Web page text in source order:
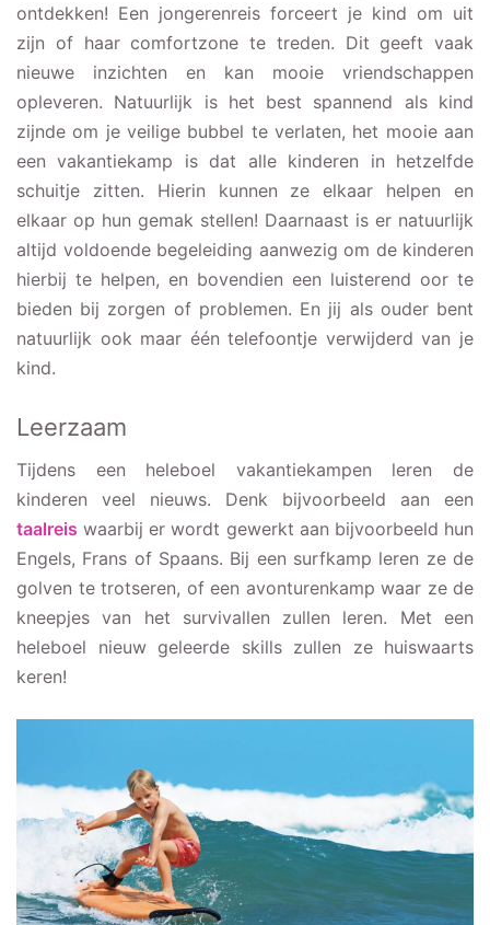
ontdekken! Een jongerenreis forceert je kind om uit
zijn of haar comfortzone te treden. Dit geeft vaak
nieuwe inzichten en kan mooie vriendschappen
opleveren. Natuurlijk is het best spannend als kind
zijnde om je veilige bubbel te verlaten, het mooie aan
een vakantiekamp is dat alle kinderen in hetzelfde
schuitje zitten. Hierin kunnen ze elkaar helpen en
elkaar op hun gemak stellen! Daarnaast is er natuurlijk
altijd voldoende begeleiding aanwezig om de kinderen
hierbij te helpen, en bovendien een luisterend oor te
bieden bij zorgen of problemen. En jij als ouder bent
natuurlijk ook maar één telefoontje verwijderd van je
kind.
Leerzaam
Tijdens een heleboel vakantiekampen leren de
kinderen veel nieuws. Denk bijvoorbeeld aan een
taalreis waarbij er wordt gewerkt aan bijvoorbeeld hun
Engels, Frans of Spaans. Bij een surfkamp leren ze de
golven te trotseren, of een avonturenkamp waar ze de
kneepjes van het survivallen zullen leren. Met een
heleboel nieuw geleerde skills zullen ze huiswaarts
keren!